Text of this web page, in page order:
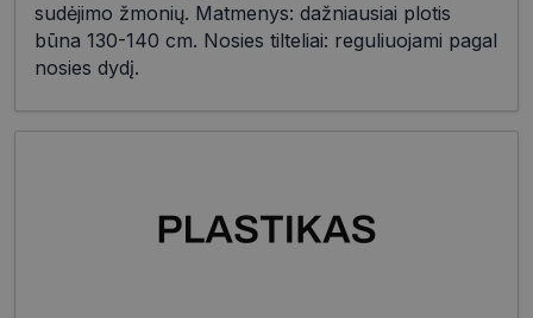
sudėjimo žmonių. Matmenys: dažniausiai plotis
būna 130-140 cm. Nosies tilteliai: reguliuojami pagal
nosies dydį.